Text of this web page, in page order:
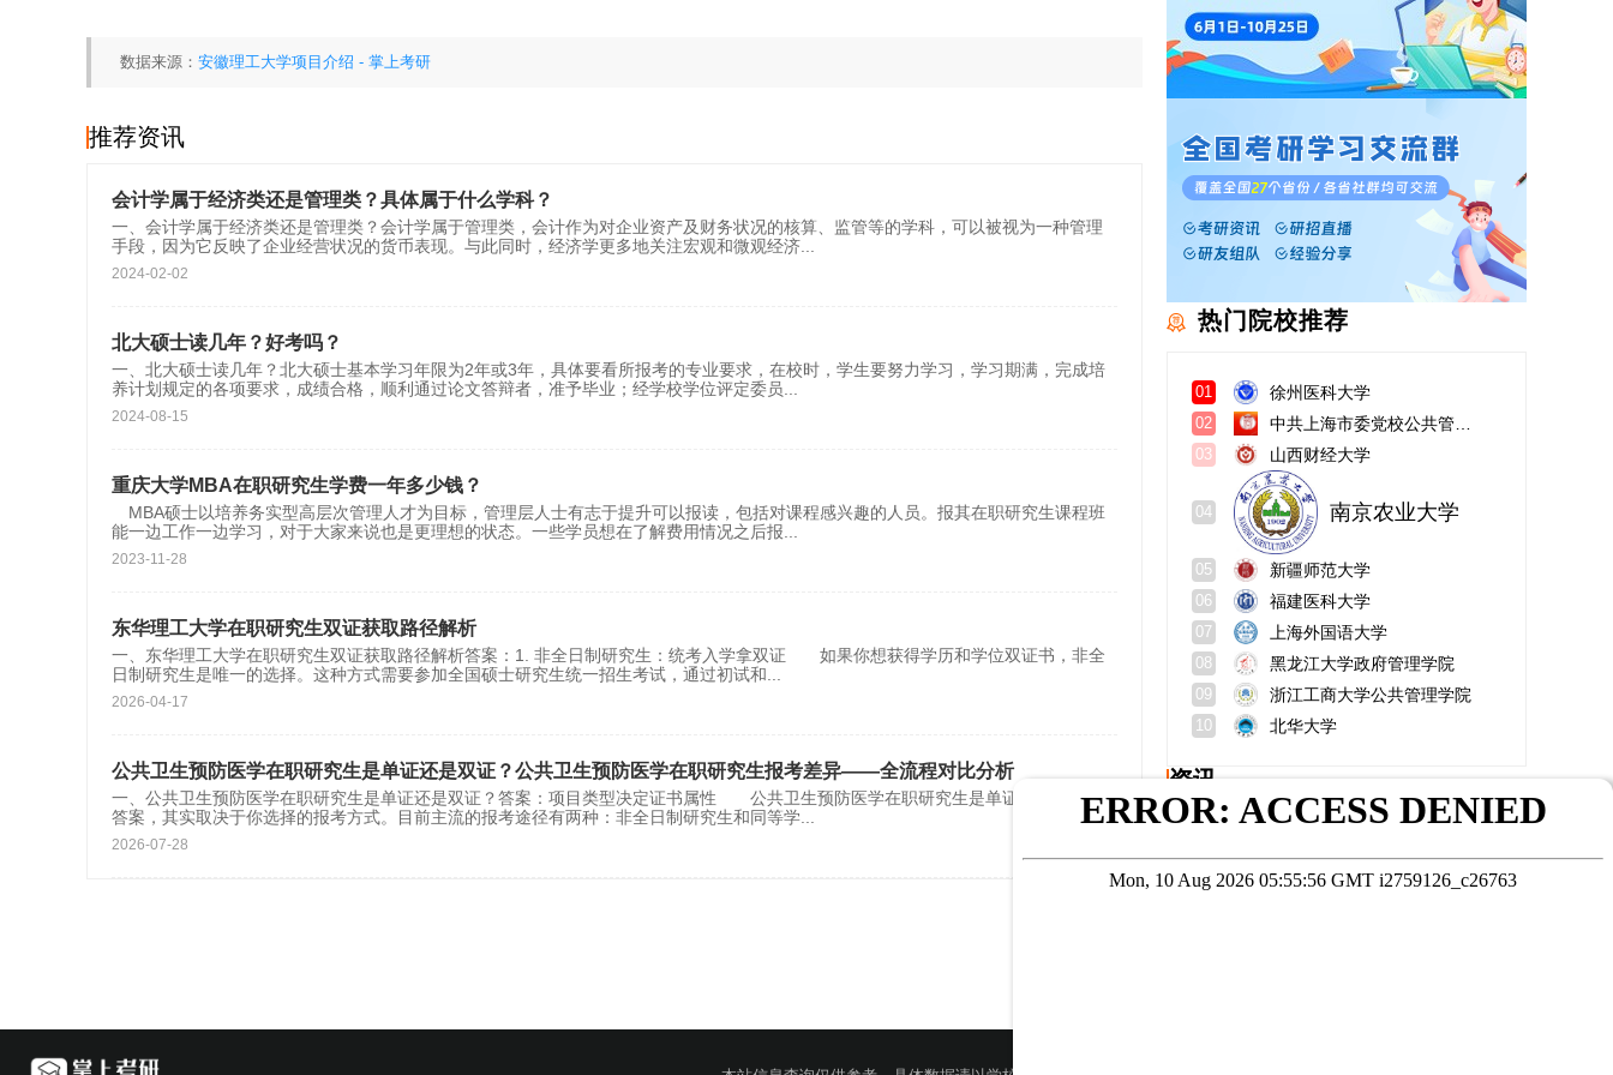
数据来源： 安徽理工大学项目介绍 - 掌上考研
推荐资讯
会计学属于经济类还是管理类？具体属于什么学科？
一、会计学属于经济类还是管理类？会计学属于管理类，会计作为对企业资产及财务状况的核算、监管等的学科，可以被视为一种管理
手段，因为它反映了企业经营状况的货币表现。与此同时，经济学更多地关注宏观和微观经济
2024-02-02
北大硕士读几年？好考吗？
一、北大硕士读几年？北大硕士基本学习年限为2年或3年，具体要看所报考的专业要求，在校时，学生要努力学习，学习期满，完成培
养计划规定的各项要求，成绩合格，顺利通过论文答辩者，准予毕业；经学校学位评定委员
2024-08-15
重庆大学MBA在职研究生学费一年多少钱？
MBA硕士以培养务实型高层次管理人才为目标，管理层人士有志于提升可以报读，包括对课程感兴趣的人员。报其在职研究生课程班
能一边工作一边学习，对于大家来说也是更理想的状态。一些学员想在了解费用情况之后报
2023-11-28
东华理工大学在职研究生双证获取路径解析
一、东华理工大学在职研究生双证获取路径解析答案：1. 非全日制研究生：统考入学拿双证 如果你想获得学历和学位双证书，非全
日制研究生是唯一的选择。这种方式需要参加全国硕士研究生统一招生考试，通过初试和
2026-04-17
公共卫生预防医学在职研究生是单证还是双证？公共卫生预防医学在职研究生报考差异——全流程对比分析
一、公共卫生预防医学在职研究生是单证还是双证？答案：项目类型决定证书属性 公共卫生预防医学在职研究生是单证还是双证的
答案，其实取决于你选择的报考方式。目前主流的报考途径有两种：非全日制研究生和同等学
2026-07-28
热门院校推荐
01 徐州医科大学
02
03 山西财经大学
南京农业大学
06 福建医科大学
07 上海外国语大学
08 黑龙江大学政府管理学院
09 浙江工商大学公共管理学院
10 北华大学
资讯
北京邮电大学在职研究生好考吗?报考时间？
山东大学非全日制研究生上课方式？学费大概多少一年？